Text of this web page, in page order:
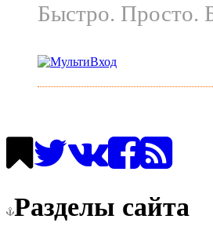
Быстро. Просто.
Разделы сайта